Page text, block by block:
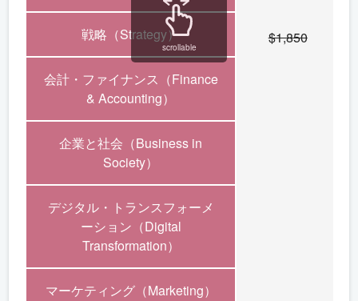
$1,850
戦略（Strategy）
会計・ファイナンス（Finance
& Accounting）
企業と社会（Business in
Society）
デジタル・トランスフォーメ
ーション（Digital
Transformation）
マーケティング（Marketing）
scrollable